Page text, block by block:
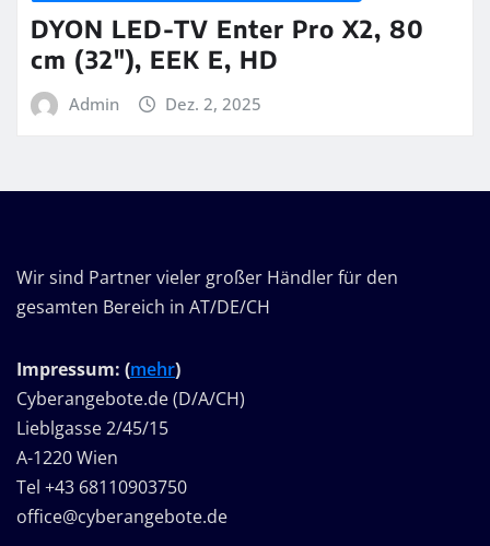
DYON LED-TV Enter Pro X2, 80
cm (32″), EEK E, HD
Admin Dez. 2, 2025
Wir sind Partner vieler großer Händler für den
gesamten Bereich in AT/DE/CH
Impressum: (mehr)
Cyberangebote.de (D/A/CH)
Lieblgasse 2/45/15
A-1220 Wien
Tel +43 68110903750
office@cyberangebote.de